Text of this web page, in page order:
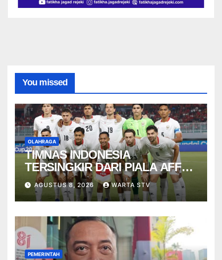
You missed
OLAHRAGA
TIMNAS INDONESIA
TERSINGKIR DARI PIALA AFF
2026
AGUSTUS 8, 2026 WARTA STV
PEMERINTAH